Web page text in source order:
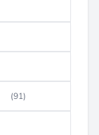
(91)